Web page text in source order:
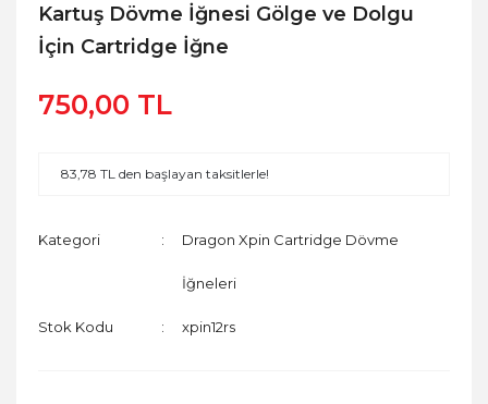
Kartuş Dövme İğnesi Gölge ve Dolgu
İçin Cartridge İğne
750,00 TL
83,78 TL den başlayan taksitlerle!
Kategori Dragon Xpin Cartridge Dövme
İğneleri
Stok Kodu xpin12rs